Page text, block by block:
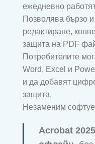
ежедневно
Позволява бързо
редактиране,
защита на PDF
Потребителите
Word, Excel и
и да добавят
защита.
Незаменим
Acrobat